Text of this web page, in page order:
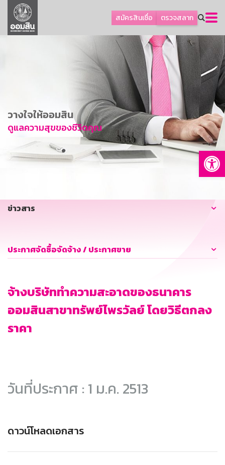
สมัครสินเชื่อ ตรวจสลาก
ลูกค้าธุรกิจ
ลูกค้าผู้ประกอบรายย่อย
การพัฒนาที่ยั่งยืน
ข่าวสาร
บริการทางการเงิน
อื่นๆ
วางใจให้ออมสิน
ดูแลความสุขของชีวิตคุณ
ข่าวสาร
ประกาศจัดซื้อจัดจ้าง / ประกาศขาย
จ้างบริษัททำความสะอาดของธนาคาร
ออมสินสาขาทรัพย์ไพรวัลย์ โดยวิธีตกลง
ราคา
วันที่ประกาศ : 1 ม.ค. 2513
ดาวน์โหลดเอกสาร